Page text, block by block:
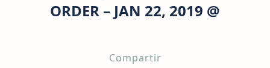
ORDER – JAN 22, 2019 @
Compartir